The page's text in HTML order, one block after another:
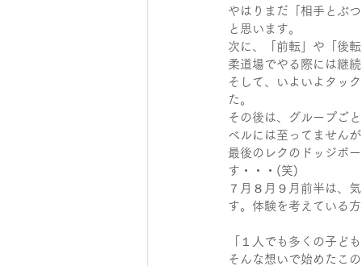
やはりまだ「相手とぶ
と思います。
次に、「前転」や「後
柔道場でやる際には継
そして、いよいよタッ
た。
その後は、グループご
ベルには至ってません
最後のレクのドッジボ
す・・・(笑)
７月８月９月前半は、
す。体験を考えている
「１人でも多くの子ど
そんな想いで始めたこ